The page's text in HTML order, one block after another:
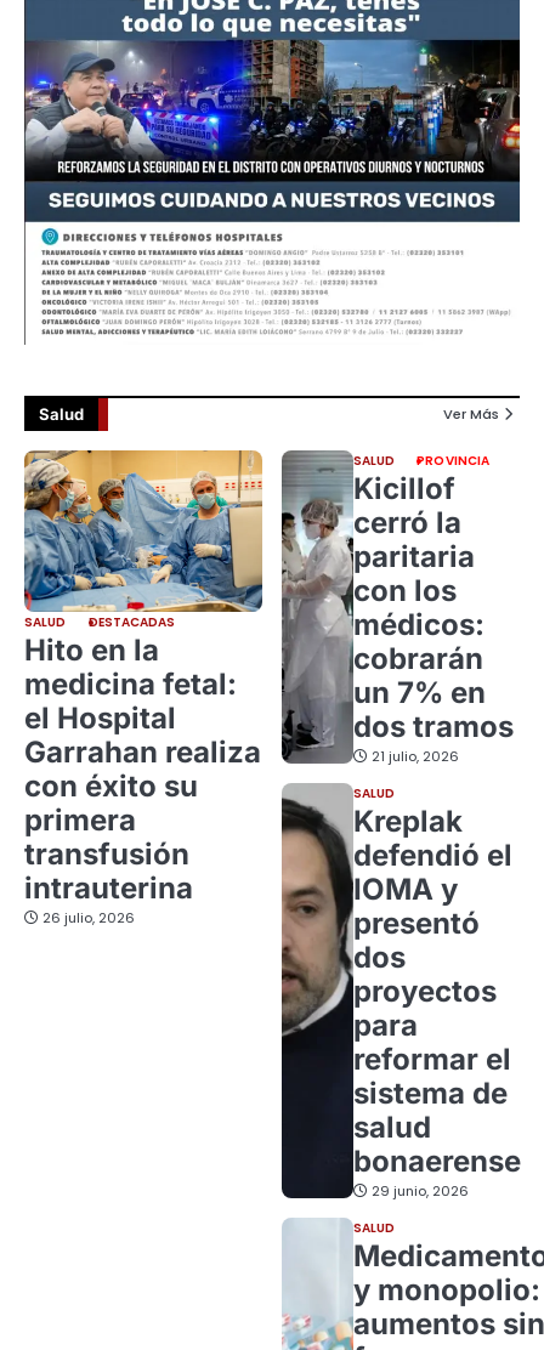
Salud Ver Más
SALUD DESTACADAS
Hito en la
medicina fetal:
el Hospital
Garrahan realiza
con éxito su
primera
transfusión
intrauterina
26 julio, 2026
SALUD PROVINCIA
Kicillof
cerró la
paritaria
con los
médicos:
cobrarán
un 7% en
dos tramos
21 julio, 2026
SALUD
Kreplak
defendió el
IOMA y
presentó
dos
proyectos
para
reformar el
sistema de
salud
bonaerense
29 junio, 2026
SALUD
y monopolio:
aumentos sin